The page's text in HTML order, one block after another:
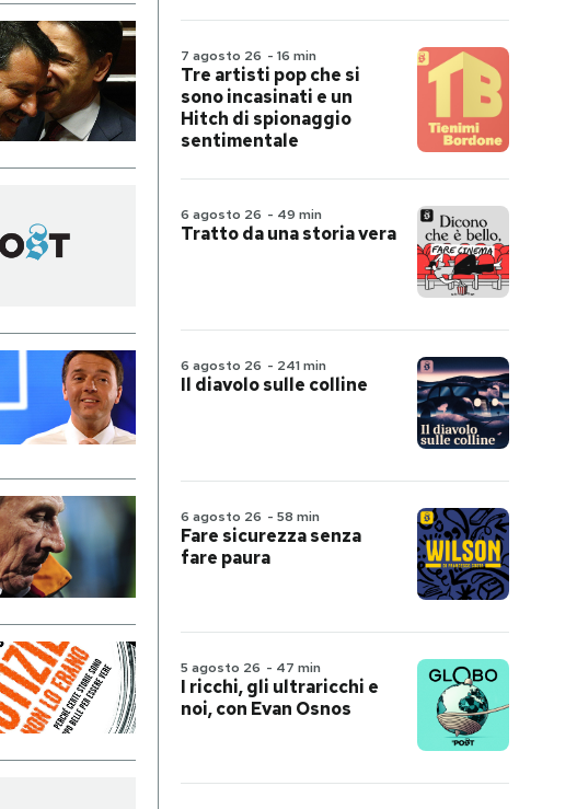
7 agosto 26 - 16 min
Tre artisti pop che si
sono incasinati e un
Hitch di spionaggio
sentimentale
6 agosto 26 - 49 min
Tratto da una storia vera
6 agosto 26 - 241 min
Il diavolo sulle colline
6 agosto 26 - 58 min
Fare sicurezza senza
fare paura
5 agosto 26 - 47 min
I ricchi, gli ultraricchi e
noi, con Evan Osnos